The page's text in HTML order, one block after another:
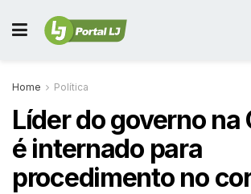
Home Política
Líder do governo na
é internado para
procedimento no